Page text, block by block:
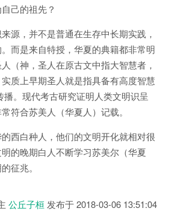
己的祖先？
源，并不是普通在生存中长期实践，
而是来自特授，华夏的典籍都非常明
（神，圣人在原古文中指大智慧者，
质上早期圣人就是指具备有高度智慧
播。现代考古研究证明人类文明识呈
符合苏美人（华夏人）记载。
西白种人，他们的文明开化就相对很
的晚期白人不断学习苏美尔（华夏
征兆。
公丘子桓 发布于2018-03-06 13:51:04